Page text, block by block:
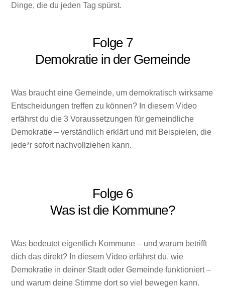
Dinge, die du jeden Tag spürst.
Folge 7
Demokratie in der Gemeinde
Was braucht eine Gemeinde, um demokratisch wirksame
Entscheidungen treffen zu können? In diesem Video
erfährst du die 3 Voraussetzungen für gemeindliche
Demokratie – verständlich erklärt und mit Beispielen, die
jede*r sofort nachvollziehen kann.
Folge 6
Was ist die Kommune?
Was bedeutet eigentlich Kommune – und warum betrifft
dich das direkt? In diesem Video erfährst du, wie
Demokratie in deiner Stadt oder Gemeinde funktioniert –
und warum deine Stimme dort so viel bewegen kann.